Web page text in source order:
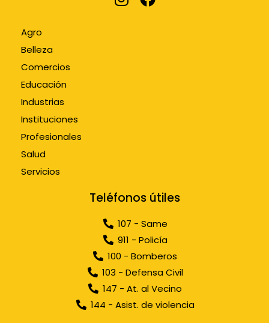
Agro
Belleza
Comercios
Educación
Industrias
Instituciones
Profesionales
Salud
Servicios
Teléfonos útiles
107 - Same
911 - Policía
100 - Bomberos
103 - Defensa Civil
147 - At. al Vecino
144 - Asist. de violencia